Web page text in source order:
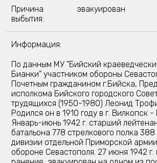
Причина
выбытия:
эвакуирован
Информация:
По данным МУ "Бийский
Бианки" участником обороны
Почетным гражданином г.Бийска,
исполкома Бийского городского
трудящихся (1950-1980) Леонид
Родился он в 1910 году в г. Вилкопск
Январь-июнь 1942 г. старший
батальона 778 стрелкового полка
дивизии отдельной Приморской
обороне Севастополя. 27 июня 1942 г.